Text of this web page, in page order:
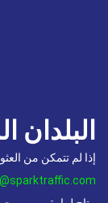
البلدان
إذا لم تتمكن من